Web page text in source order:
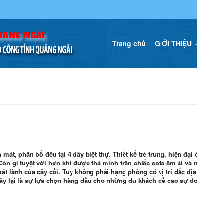
Trang chủ GIỚI THIỆU
phân bố đều tại 4 dãy biệt thự. Thiết kế trẻ trung, hiện đại
gì tuyệt vời hơn khi được thả mình trên chiếc sofa êm ái và
lành của cây cối. Tuy không phải hạng phòng có vị trí đắc
lại là sự lựa chọn hàng đầu cho những du khách đề cao sự